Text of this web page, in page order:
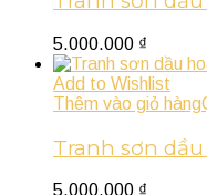
5.000.000 ₫
Add to Wishlist
Thêm vào giỏ hàng
Tranh sơn
5.000.000 ₫